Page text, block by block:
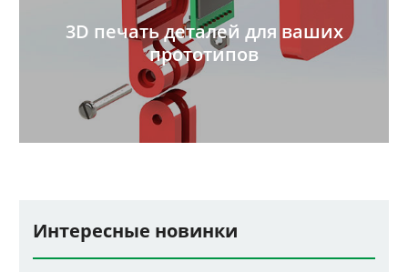
3D печать деталей для ваших
прототипов
Интересные новинки